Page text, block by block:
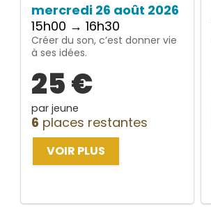
mercredi 26 août 2026
15h00 → 16h30
Créer du son, c’est donner vie
à ses idées.
25 €
par jeune
6 places restantes
VOIR PLUS